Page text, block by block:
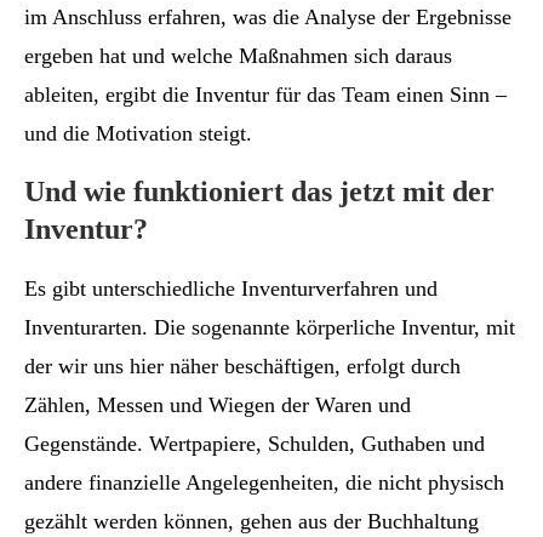
im Anschluss erfahren, was die Analyse der Ergebnisse
ergeben hat und welche Maßnahmen sich daraus
ableiten, ergibt die Inventur für das Team einen Sinn –
und die Motivation steigt.
Und wie funktioniert das jetzt mit der
Inventur?
Es gibt unterschiedliche Inventurverfahren und
Inventurarten. Die sogenannte körperliche Inventur, mit
der wir uns hier näher beschäftigen, erfolgt durch
Zählen, Messen und Wiegen der Waren und
Gegenstände. Wertpapiere, Schulden, Guthaben und
andere finanzielle Angelegenheiten, die nicht physisch
gezählt werden können, gehen aus der Buchhaltung